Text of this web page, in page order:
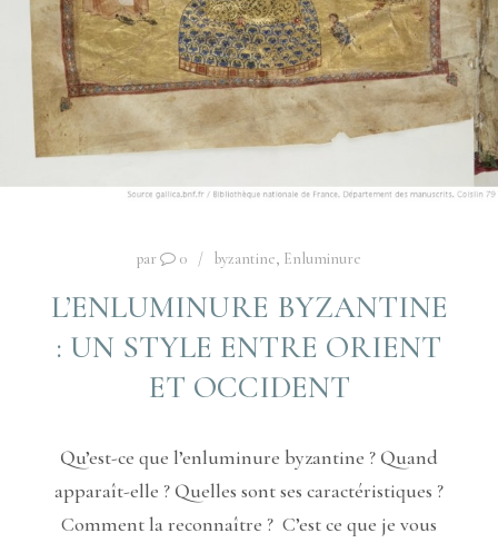
par 0 byzantine, Enluminure
L’ENLUMINURE BYZANTINE
: UN STYLE ENTRE ORIENT
ET OCCIDENT
Qu’est-ce que l’enluminure byzantine ? Quand
apparaît-elle ? Quelles sont ses caractéristiques ?
Comment la reconnaître ? C’est ce que je vous